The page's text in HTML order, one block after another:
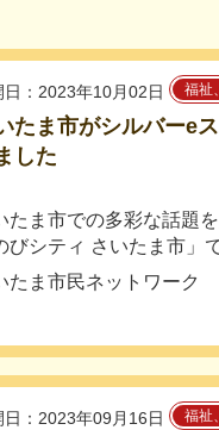
日：2023年10月02日 福祉
たま市がシルバーe
した
たま市での多彩な話題
びシティ さいたま市」
たま市民ネットワーク
日：2023年09月16日 福祉